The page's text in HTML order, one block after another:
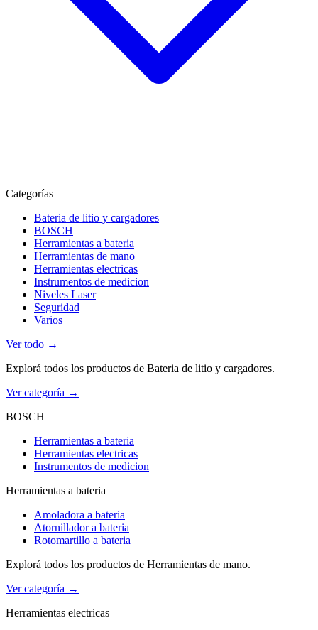
Categorías
Bateria de litio y cargadores
BOSCH
Herramientas a bateria
Herramientas de mano
Herramientas electricas
Instrumentos de medicion
Niveles Laser
Seguridad
Varios
Ver todo →
Explorá todos los productos de Bateria de litio y cargadores.
Ver categoría →
BOSCH
Herramientas a bateria
Herramientas electricas
Instrumentos de medicion
Herramientas a bateria
Amoladora a bateria
Atornillador a bateria
Rotomartillo a bateria
Explorá todos los productos de Herramientas de mano.
Ver categoría →
Herramientas electricas